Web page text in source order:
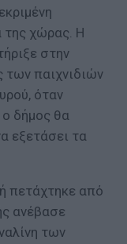
της χώρας. Η
στην
των παιχνιδιών
όταν
ο δήμος θα
εξετάσει τα
πετάχτηκε από
ανέβασε
των